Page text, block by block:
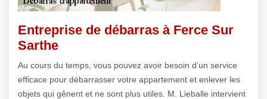
Entreprise de débarras à Ferce Sur
Sarthe
Au cours du temps, vous pouvez avoir besoin d’un service
efficace pour débarrasser votre appartement et enlever les
objets qui gênent et ne sont plus utiles. M. Lieballe intervient